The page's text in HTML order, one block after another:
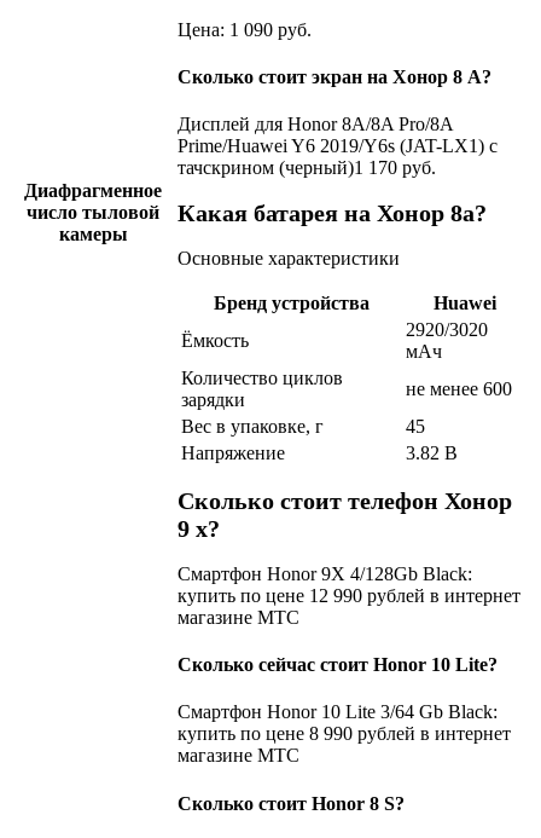
Диафрагменное
число тыловой
камеры
Цена: 1 090 руб.
Сколько стоит экран на Хонор 8 А?
Дисплей для Honor 8A/8A Pro/8A
Prime/Huawei Y6 2019/Y6s (JAT-LX1) с
тачскрином (черный)1 170 руб.
Какая батарея на Хонор 8а?
Основные характеристики
Бренд устройства
Huawei
Ёмкость
2920/3020
мАч
Количество циклов
зарядки
не менее 600
Вес в упаковке, г
45
Напряжение
3.82 В
Сколько стоит телефон Хонор
9 х?
Смартфон Honor 9X 4/128Gb Black:
купить по цене 12 990 рублей в интернет
магазине МТС
Сколько сейчас стоит Honor 10 Lite?
Смартфон Honor 10 Lite 3/64 Gb Black:
купить по цене 8 990 рублей в интернет
магазине МТС
Сколько стоит Honor 8 S?